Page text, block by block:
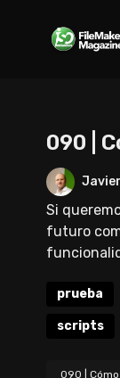
090 |
Si
futuro
prueba
scripts
090 |